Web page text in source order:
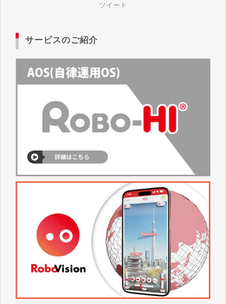
ツイート
サービスのご紹介